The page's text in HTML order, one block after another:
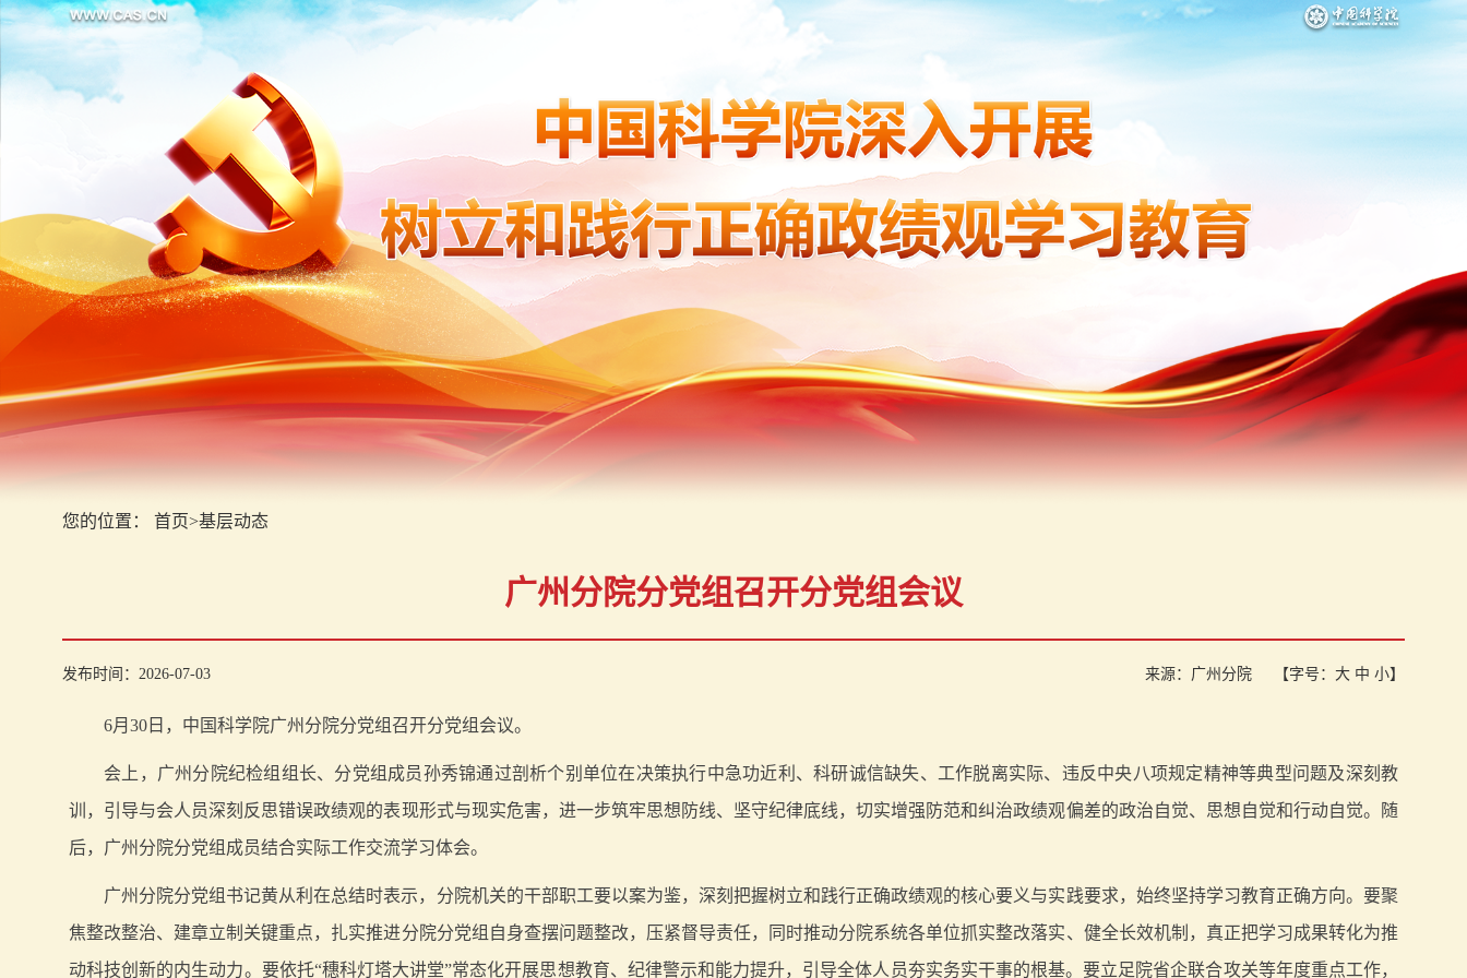
您的位置： 首页>基层动态
广州分院分党组召开分党组会议
发布时间：2026-07-03 来源：广州分院 【字号： 大 中 小】
6月30日，中国科学院广州分院分党组召开分党组会议。
会上，广州分院纪检组组长、分党组成员孙秀锦通过剖析个别单位在决策执行中急功近利、科研诚信缺失、工作脱离实际、违反中央八项规定精神等典型问题及深刻教
训，引导与会人员深刻反思错误政绩观的表现形式与现实危害，进一步筑牢思想防线、坚守纪律底线，切实增强防范和纠治政绩观偏差的政治自觉、思想自觉和行动自觉。随
后，广州分院分党组成员结合实际工作交流学习体会。
广州分院分党组书记黄从利在总结时表示，分院机关的干部职工要以案为鉴，深刻把握树立和践行正确政绩观的核心要义与实践要求，始终坚持学习教育正确方向。要聚
焦整改整治、建章立制关键重点，扎实推进分院分党组自身查摆问题整改，压紧督导责任，同时推动分院系统各单位抓实整改落实、健全长效机制，真正把学习成果转化为推
动科技创新的内生动力。要依托“穗科灯塔大讲堂”常态化开展思想教育、纪律警示和能力提升，引导全体人员夯实务实干事的根基。要立足院省企联合攻关等年度重点工作，